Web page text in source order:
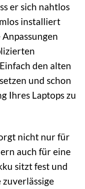
er sich nahtlos
installiert
den alten
und schon
Ihres Laptops zu
nicht nur für
auch für eine
sitzt fest und